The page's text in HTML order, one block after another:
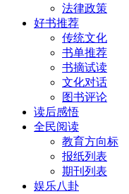
法律政策
好书推荐
传统文化
书单推荐
书摘试读
文化对话
图书评论
读后感悟
全民阅读
教育方向标
报纸列表
期刊列表
娱乐八卦